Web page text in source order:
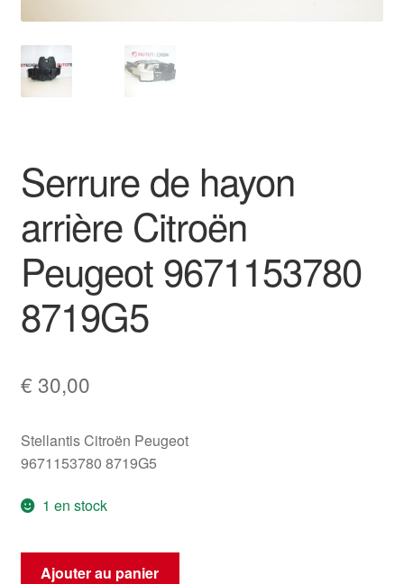
Politique de confidentialité
Procédure de Réclamation
Serrure de hayon
arrière Citroën
Peugeot 9671153780
8719G5
€ 30,00
Stellantis Citroën Peugeot
9671153780 8719G5
1 en stock
quantité
Ajouter au panier